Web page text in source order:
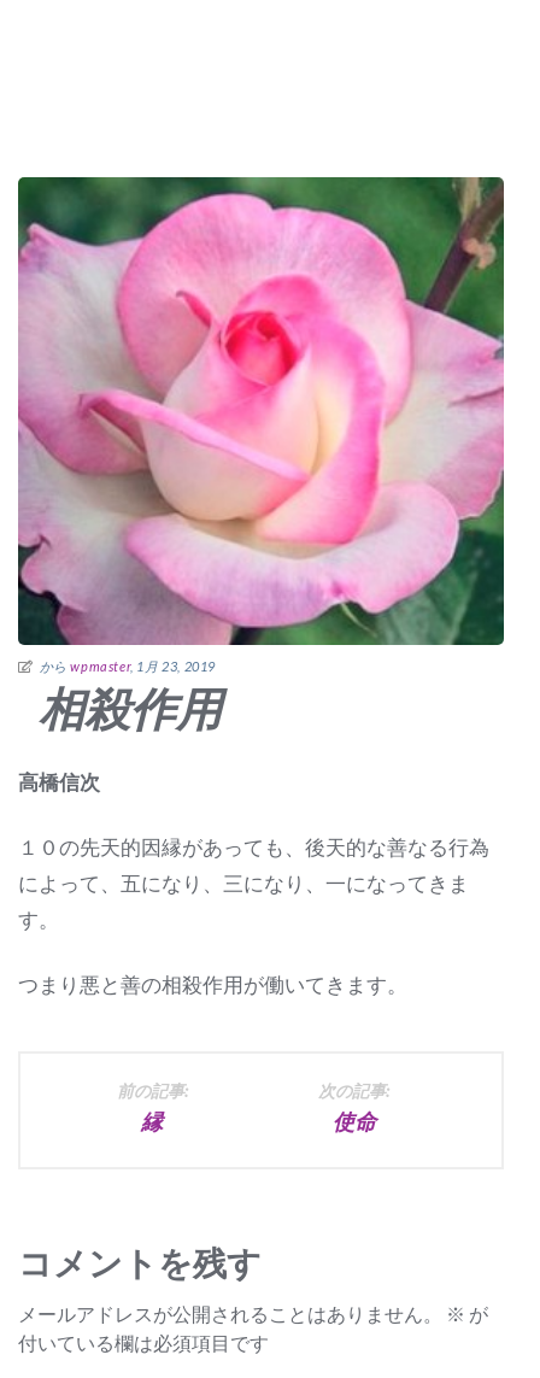
からwpmaster, 1月 23, 2019
相殺作用
高橋信次
１０の先天的因縁があっても、後天的な善なる行為
によって、五になり、三になり、一になってきま
す。
つまり悪と善の相殺作用が働いてきます。
ビ
ゲ
ー
前の記事:
縁
次の記事:
使命
コメントを残す
メールアドレスが公開されることはありません。 ※ が
付いている欄は必須項目です